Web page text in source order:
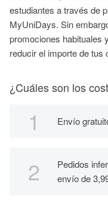
estudiantes a través de
MyUniDays. Sin
promociones habituales
reducir el importe de tus
¿Cuáles son los
Envío
Pedidos
envío de